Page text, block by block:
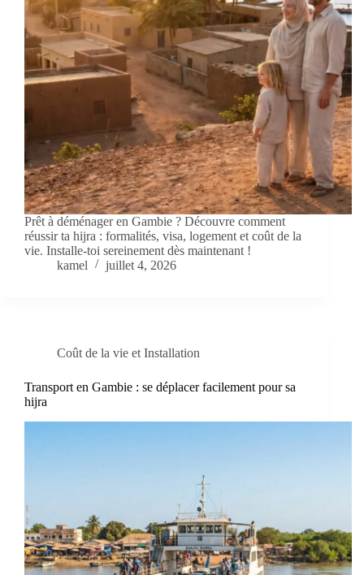
Prêt à déménager en Gambie ? Découvre comment
réussir ta hijra : formalités, visa, logement et coût de la
vie. Installe-toi sereinement dès maintenant !
kamel
juillet 4, 2026
Coût de la vie et Installation
Transport en Gambie : se déplacer facilement pour sa
hijra